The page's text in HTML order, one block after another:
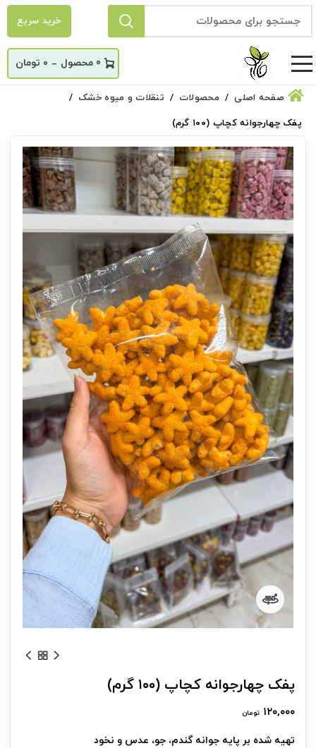
خرید سریع
0
_ ۰ تومان
صفحه اصلی محصولات
تنقلات و میوه خشک
پفک چهارجوانه کچاپ (۱۰۰ گرم)
نمایش 360 درجه محصول
پفک چهارجوانه کچاپ (۱۰۰ گرم)
۱۲۰,۰۰۰ تومان
تهیه شده بر پایه جوانه گندم، جو، عدس و نخود